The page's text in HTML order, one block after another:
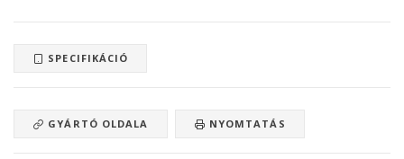
SPECIFIKÁCIÓ
GYÁRTÓ OLDALA NYOMTATÁS